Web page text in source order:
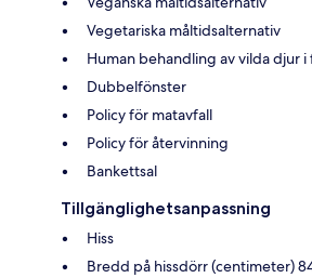
Vegetariska måltidsalternativ
Human behandling av vilda djur
Dubbelfönster
Policy för matavfall
Policy för återvinning
Bankettsal
Tillgänglighetsanpassning
Hiss
Bredd på hissdörr (centimeter)